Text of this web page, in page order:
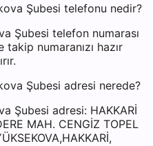
Şubesi telefonu nedir?
Şubesi telefon numarası
numaranızı hazır
Şubesi adresi nerede?
Şubesi adresi: HAKKARİ
MAH. CENGİZ TOPEL